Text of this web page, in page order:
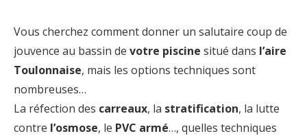
Vous cherchez comment donner un salutaire coup de
jouvence au bassin de votre piscine situé dans l’aire
Toulonnaise, mais les options techniques sont
nombreuses…
La réfection des carreaux, la stratification, la lutte
contre l’osmose, le PVC armé…, quelles techniques